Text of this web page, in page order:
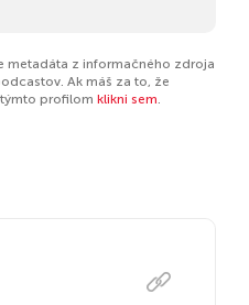
metadáta z informačného zdroja
Ak máš za to, že
profilom klikni sem.